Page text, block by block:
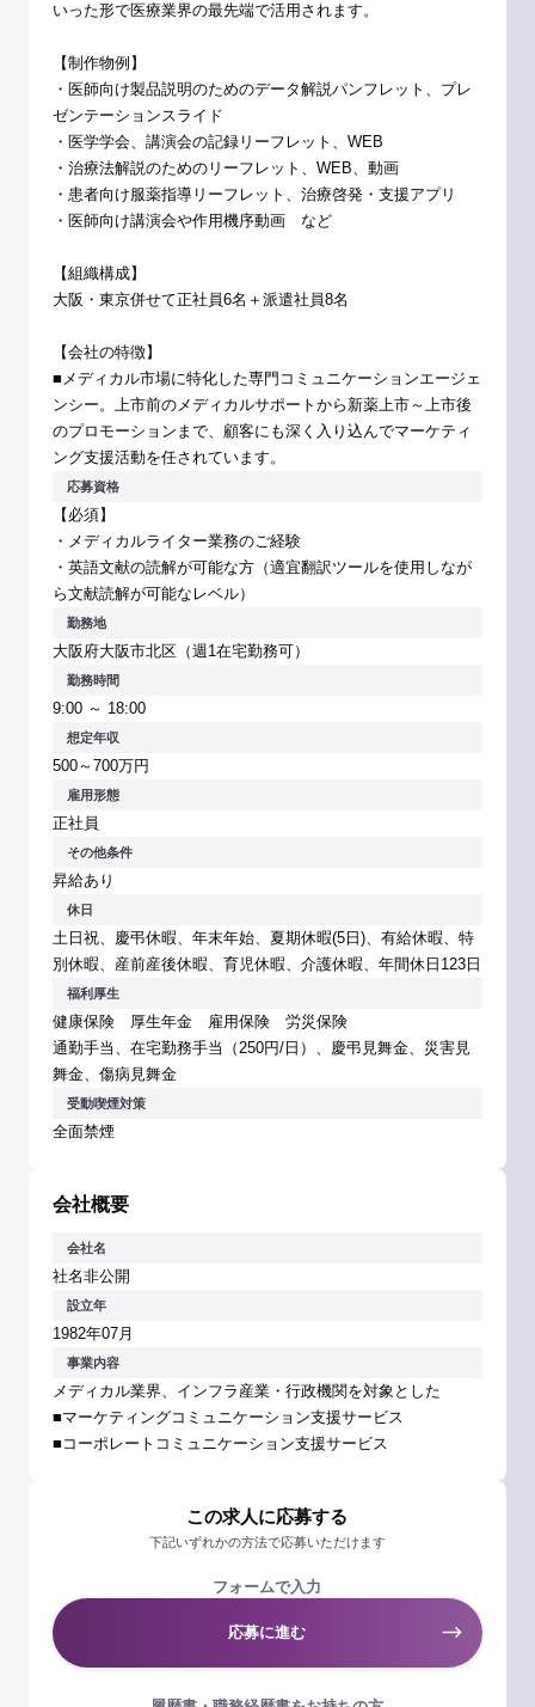
いった形で医療業界の最先端で活用されます。
【制作物例】
・医師向け製品説明のためのデータ解説パンフレット、プレ
ゼンテーションスライド
・医学学会、講演会の記録リーフレット、WEB
・治療法解説のためのリーフレット、WEB、動画
・患者向け服薬指導リーフレット、治療啓発・支援アプリ
・医師向け講演会や作用機序動画 など
【組織構成】
大阪・東京併せて正社員6名＋派遣社員8名
【会社の特徴】
■メディカル市場に特化した専門コミュニケーションエージェ
ンシー。上市前のメディカルサポートから新薬上市～上市後
のプロモーションまで、顧客にも深く入り込んでマーケティ
ング支援活動を任されています。
応募資格
【必須】
・メディカルライター業務のご経験
・英語文献の読解が可能な方（適宜翻訳ツールを使用しなが
ら文献読解が可能なレベル）
勤務地
大阪府大阪市北区（週1在宅勤務可）
勤務時間
9:00 ～ 18:00
想定年収
500～700万円
雇用形態
正社員
その他条件
昇給あり
休日
土日祝、慶弔休暇、年末年始、夏期休暇(5日)、有給休暇、特
別休暇、産前産後休暇、育児休暇、介護休暇、年間休日123日
福利厚生
健康保険 厚生年金 雇用保険 労災保険
通勤手当、在宅勤務手当（250円/日）、慶弔見舞金、災害見
舞金、傷病見舞金
受動喫煙対策
全面禁煙
会社概要
会社名
社名非公開
設立年
1982年07月
事業内容
メディカル業界、インフラ産業・行政機関を対象とした
■マーケティングコミュニケーション支援サービス
■コーポレートコミュニケーション支援サービス
この求人に応募する
下記いずれかの方法で応募いただけます
フォームで入力
応募に進む